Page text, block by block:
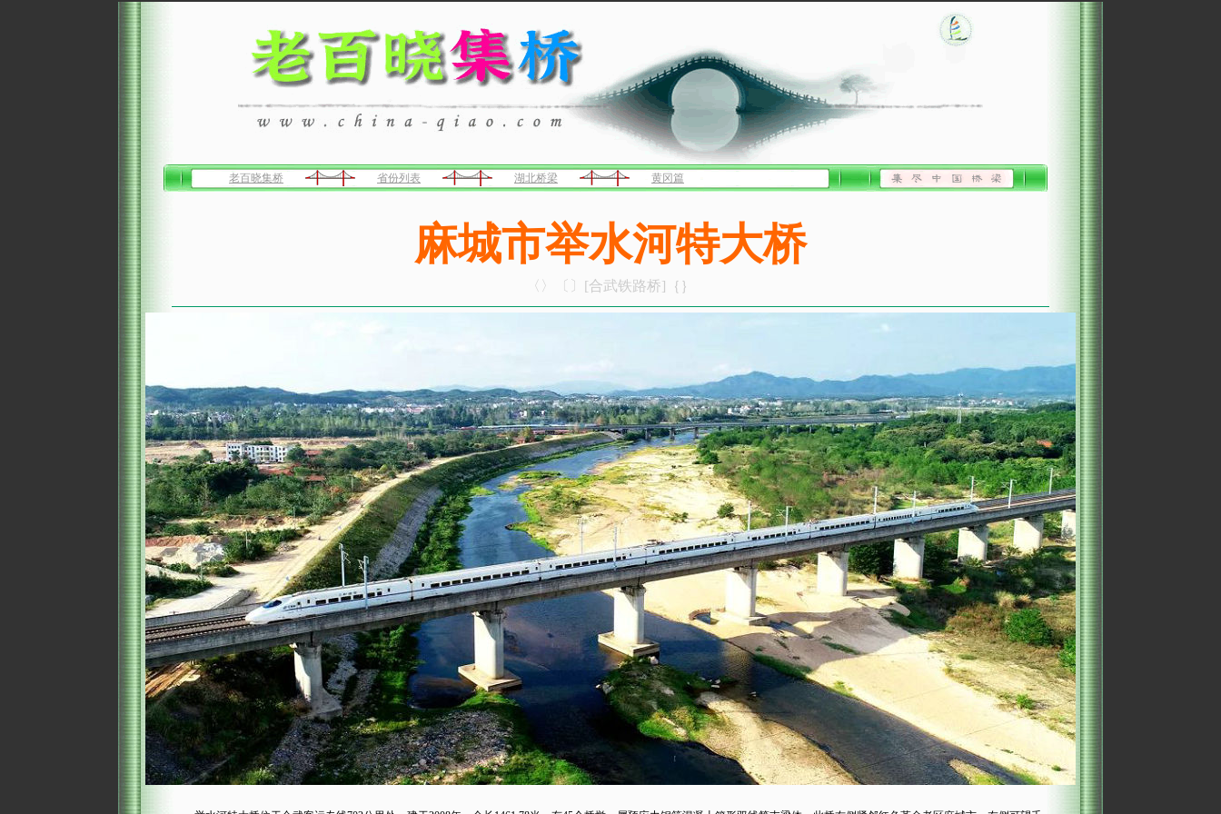
老百晓集桥 省份列表 湖北桥梁 黄冈篇
麻城市举水河特大桥
〈〉〔〕[合武铁路桥]｛｝